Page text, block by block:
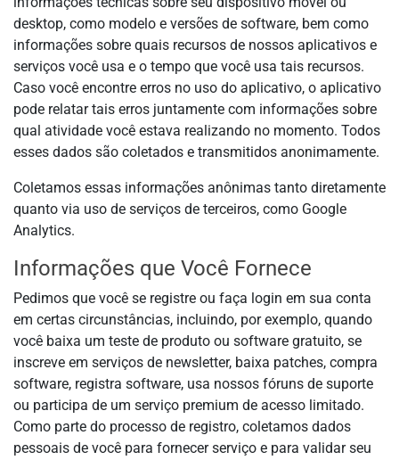
desktop, como modelo e versões de software, bem como
informações sobre quais recursos de nossos aplicativos e
serviços você usa e o tempo que você usa tais recursos.
Caso você encontre erros no uso do aplicativo, o aplicativo
pode relatar tais erros juntamente com informações sobre
qual atividade você estava realizando no momento. Todos
esses dados são coletados e transmitidos anonimamente.
Coletamos essas informações anônimas tanto diretamente
quanto via uso de serviços de terceiros, como Google
Analytics.
Informações que Você Fornece
Pedimos que você se registre ou faça login em sua conta
em certas circunstâncias, incluindo, por exemplo, quando
você baixa um teste de produto ou software gratuito, se
inscreve em serviços de newsletter, baixa patches, compra
software, registra software, usa nossos fóruns de suporte
ou participa de um serviço premium de acesso limitado.
Como parte do processo de registro, coletamos dados
pessoais de você para fornecer serviço e para validar seu